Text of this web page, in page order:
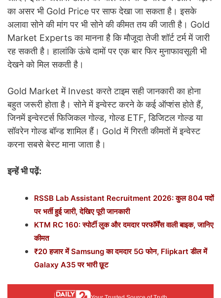
का असर भी Gold Price पर साफ देखा जा सकता है। इसके
अलावा सोने की मांग पर भी सोने की कीमत तय की जाती है। Gold
Market Experts का मानना है कि मौजूदा तेजी शॉर्ट टर्म में जारी
रह सकती है। हालांकि ऊंचे दामों पर एक बार फिर मुनाफावसूली भी
देखने को मिल सकती है।
Gold Market में Invest करते टाइम सही जानकारी का होना
बहुत जरूरी होता है। सोने में इन्वेस्ट करने के कई ऑप्शंस होते हैं,
जिनमें इन्वेस्टर्स फिजिकल गोल्ड, गोल्ड ETF, डिजिटल गोल्ड या
सॉवरेन गोल्ड बॉन्ड शामिल हैं। Gold में गिरती कीमतों में इन्वेस्ट
करना सबसे बेस्ट माना जाता है।
इन्हें भी पढ़ें:
RSSB Lab Assistant Recruitment 2026: कुल 804 पदों
पर भर्ती हुई जारी, देखिए पूरी जानकारी
KTM RC 160: स्पोर्टी लुक और दमदार परफॉर्मेंस वाली बाइक, जानिए
कीमत
₹20 हजार में Samsung का दमदार 5G फोन, Flipkart डील में
Galaxy A35 पर भारी छूट